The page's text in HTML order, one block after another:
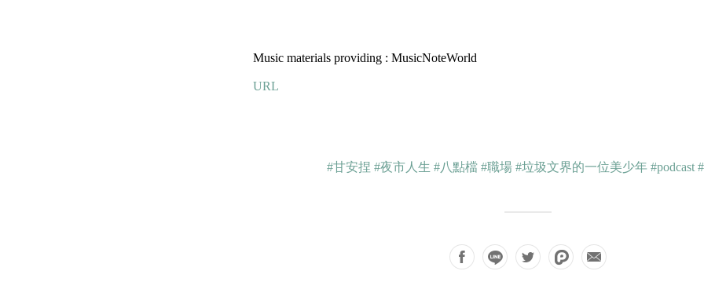
Music materials providing : MusicNoteWorld
URL
#甘安捏 #夜市人生 #八點檔 #職場 #垃圾文界的一位美少年 #podcast